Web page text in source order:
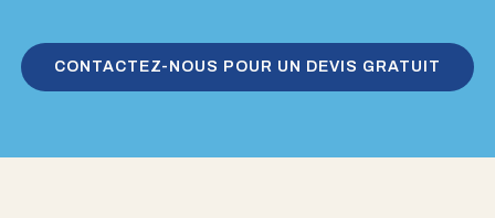
CONTACTEZ-NOUS POUR UN DEVIS GRATUIT